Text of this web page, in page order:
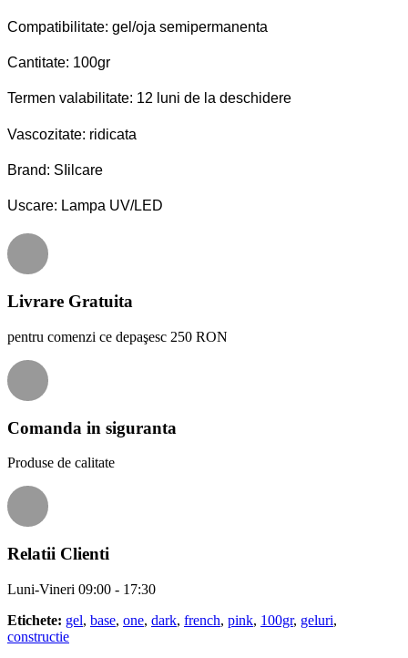
Compatibilitate: gel/oja semipermanenta
Cantitate: 100gr
Termen valabilitate: 12 luni de la deschidere
Vascozitate: ridicata
Brand: SIilcare
Uscare: Lampa UV/LED
Livrare Gratuita
pentru comenzi ce depaşesc 250 RON
Comanda in siguranta
Produse de calitate
Relatii Clienti
Luni-Vineri 09:00 - 17:30
Etichete: gel, base, one, dark, french, pink, 100gr, geluri,
constructie